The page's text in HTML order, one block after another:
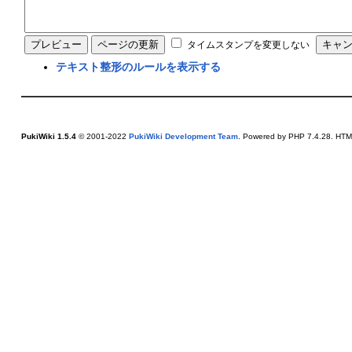
タイムスタンプを変更しない
テキスト整形のルールを表示する
PukiWiki 1.5.4© 2001-2022 PukiWiki Development Team. Powered by PHP 7.4.28.